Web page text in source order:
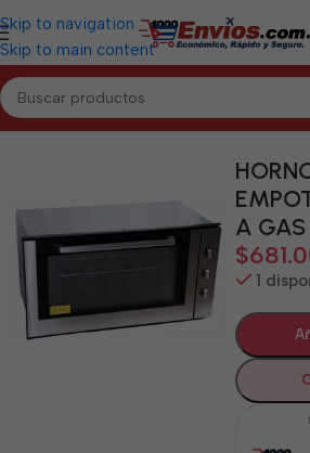
Skip to navigation
Skip to main content
Inicio/CIENFUEGOS/Electrodomésticos
A GAS
$
1